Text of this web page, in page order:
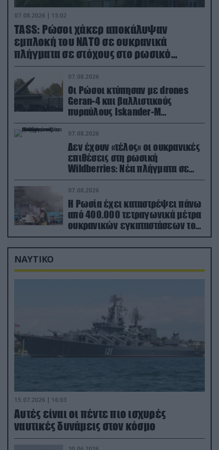
07.08.2026 | 15:02
TASS: Ρώσοι χάκερ αποκάλυψαν
εμπλοκή του ΝΑΤΟ σε ουκρανικά
πλήγματα σε στόχους στο ρωσικό
έδαφος!
07.08.2026
Οι Ρώσοι κτύπησαν με drones
Geran-4 και βαλλιστικούς
πυραύλους Iskander-M
ουκρανικό τρένο με στρατιωτικό
εξοπλισμό
07.08.2026
Δεν έχουν «τέλος» οι ουκρανικές
επιθέσεις στη ρωσική
Wildberries: Νέα πλήγματα σε
εγκαταστάσεις στα Ουράλια
07.08.2026
Η Ρωσία έχει καταστρέψει πάνω
από 400.000 τετραγωνικά μέτρα
ουκρανικών εγκαταστάσεων τον
Ιούλιο
ΝΑΥΤΙΚΟ
15.07.2026 | 16:03
Aυτές είναι οι πέντε πιο ισχυρές
ναυτικές δυνάμεις στον κόσμο